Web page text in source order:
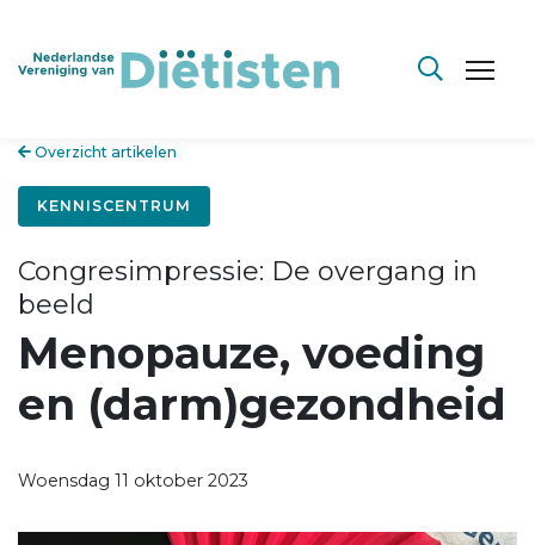
Overzicht artikelen
KENNISCENTRUM
Congresimpressie: De overgang in
beeld
Menopauze, voeding
en (darm)gezondheid
Woensdag 11 oktober 2023